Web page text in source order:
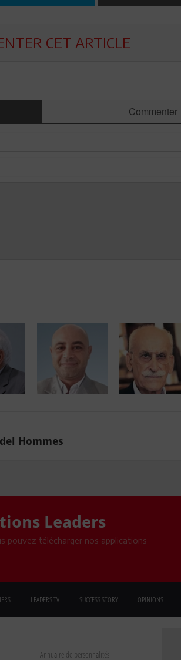
CET ARTICLE
Commenter
Hommes
Leaders
pouvez télécharger nos applications
LEADERS TV SUCCESS STORY OPINIONS
Annuaire de personnalités